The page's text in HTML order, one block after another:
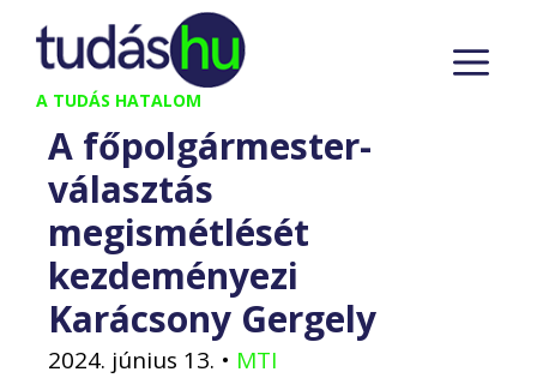
Kilépés
tartalomba
A TUDÁS HATALOM
A főpolgármester-
választás
megismétlését
kezdeményezi
Karácsony Gergely
2024. június 13. • MTI